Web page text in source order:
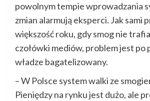
powolnym tempie wprowadzania
zmian alarmują eksperci. Jak sami
większość roku, gdy smog nie
czołówki mediów, problem jest po
władze bagatelizowany.
– W Polsce system walki ze
Pieniędzy na rynku jest dużo, ale